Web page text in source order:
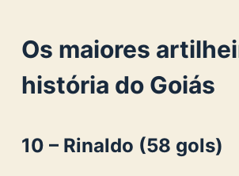
Os maiores
história do Goiás
10 – Rinaldo (58 gols)